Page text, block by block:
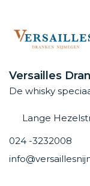
Versailles
De whisky
Lange
024 -3232008